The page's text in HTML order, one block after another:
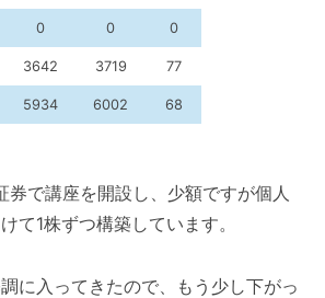
0 0 0
3642 3719 77
5934 6002 68
券で講座を開設し、少額ですが個人
て1株ずつ構築しています。
に入ってきたので、もう少し下がっ